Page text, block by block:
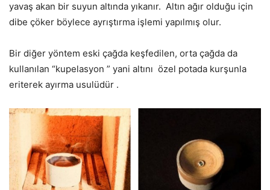
yavaş akan bir suyun altında yıkanır. Altın ağır olduğu için
dibe çöker böylece ayrıştırma işlemi yapılmış olur.
Bir diğer yöntem eski çağda keşfedilen, orta çağda da
kullanılan “kupelasyon ” yani altını özel potada kurşunla
eriterek ayırma usulüdür .